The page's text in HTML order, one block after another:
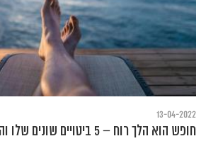
13-04-2022
חופש הוא הלך רוח – 5 ביטויים שונים שלו והדרכים להגיע אליהם